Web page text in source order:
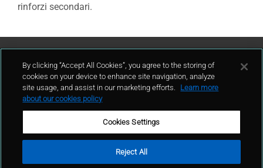
rinforzi secondari.
Contattaci
contatto
Condizioni d'uso
Politica sulla privacy
By clicking “Accept All Cookies”, you agree to the storing of
cookies on your device to enhance site navigation, analyze
site usage, and assist in our marketing efforts.
Learn more
about our cookies policy
Cookies Settings
Reject All